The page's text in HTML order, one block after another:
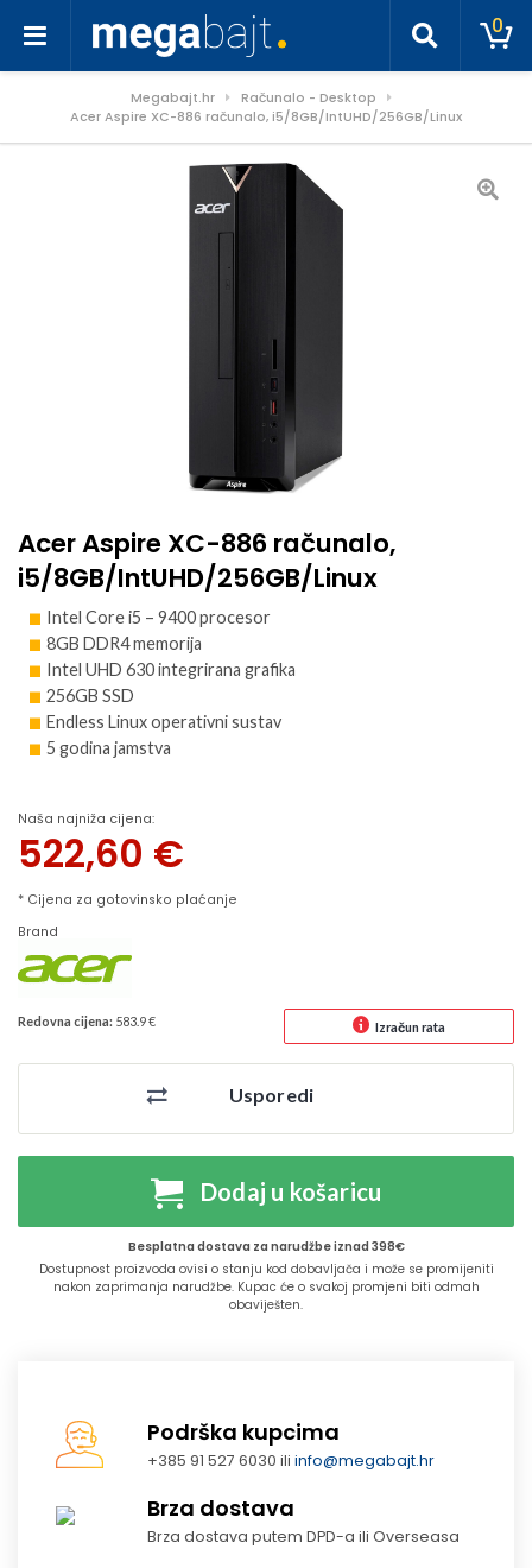
0
Megabajt.hr
Računalo - Desktop
Acer Aspire XC-886 računalo, i5/8GB/IntUHD/256GB/Linux
Acer Aspire XC-886 računalo,
i5/8GB/IntUHD/256GB/Linux
Intel Core i5 – 9400 procesor
8GB DDR4 memorija
Intel UHD 630 integrirana grafika
256GB SSD
Endless Linux operativni sustav
5 godina jamstva
Naša najniža cijena:
522,60 €
* Cijena za gotovinsko plaćanje
Brand
Redovna cijena: 583.9 € Izračun rata
Usporedi
Dodaj u košaricu
Besplatna dostava za narudžbe iznad 398€
Dostupnost proizvoda ovisi o stanju kod dobavljača i može se promijeniti
nakon zaprimanja narudžbe. Kupac će o svakoj promjeni biti odmah
obaviješten.
Podrška kupcima
+385 91 527 6030 iliinfo@megabajt.hr
Brza dostava
Brza dostava putem DPD-a ili Overseasa